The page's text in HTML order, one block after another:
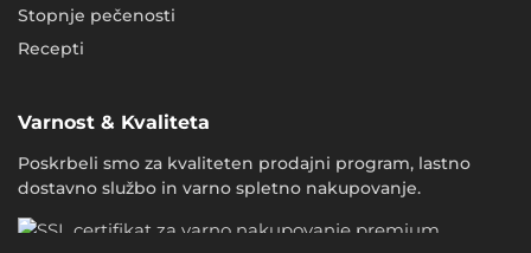
Stopnje pečenosti
Recepti
Varnost & Kvaliteta
Poskrbeli smo za kvaliteten prodajni program, lastno
dostavno službo in varno spletno nakupovanje.